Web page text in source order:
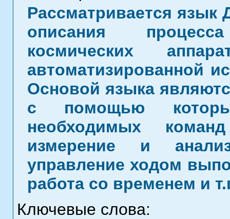
Рассматривается язык
описания
космических
автоматизированной
Основой языка
с помощью
необходимых
измерение и
управление ходом
работа со временем и
Ключевые слова: